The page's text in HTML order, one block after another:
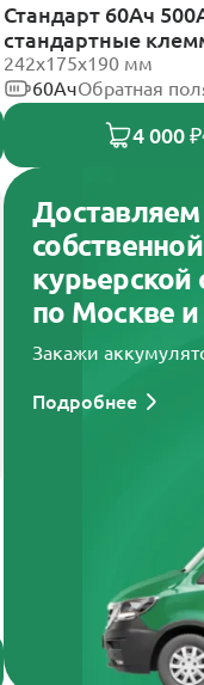
Стандарт 60Ач
стандартные
242x175x190 мм
60АчОбратная
4 000 ₽
Доставляем
собственной
курьерской
по Москве
Закажи
Подробнее